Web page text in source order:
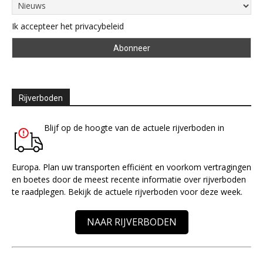
Ik accepteer het privacybeleid
Rijverboden
Blijf op de hoogte van de actuele rijverboden in
Europa. Plan uw transporten efficiënt en voorkom vertragingen
en boetes door de meest recente informatie over rijverboden
te raadplegen. Bekijk de actuele rijverboden voor deze week.
NAAR RIJVERBODEN